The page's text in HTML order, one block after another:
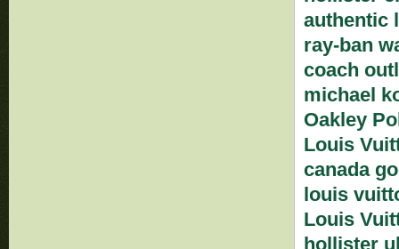
authentic
ray-ban
coach
michael
Oakley
Louis
canada
louis
Louis
hollister